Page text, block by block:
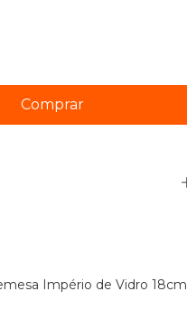
Império de Vidro 18cm